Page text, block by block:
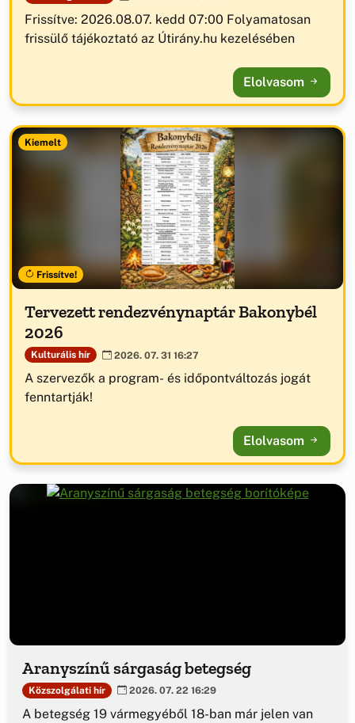
Frissítve: 2026.08.07. kedd 07:00 Folyamatosan
frissülő tájékoztató az Útirány.hu kezelésében
Elolvasom
Kiemelt
Frissítve!
Tervezett rendezvénynaptár Bakonybél
2026
Kulturális hír 2026. 07. 31 16:27
A szervezők a program- és időpontváltozás jogát
fenntartják!
Elolvasom
Aranyszínű sárgaság betegség
Közszolgálati hír 2026. 07. 22 16:29
A betegség 19 vármegyéből 18-ban már jelen van